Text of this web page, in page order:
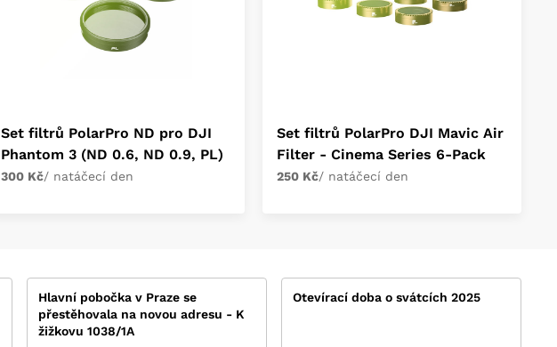
Set filtrů PolarPro ND pro DJI
Phantom 3 (ND 0.6, ND 0.9, PL)
300 Kč/ natáčecí den
Set filtrů PolarPro DJI Mavic Air
Filter - Cinema Series 6-Pack
250 Kč/ natáčecí den
Hlavní pobočka v Praze se
přestěhovala na novou adresu - K
žižkovu 1038/1A
Otevírací doba o svátcích 2025